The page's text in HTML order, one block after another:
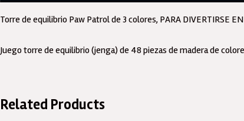
1
Torre de equilibrio Paw Patrol de 3 colores, PARA DIVERTIRSE
Juego torre de equilibrio (jenga) de 48 piezas de madera de
Related Products